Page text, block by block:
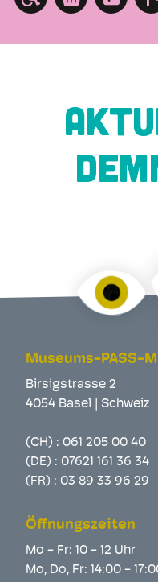
Museums-PASS-
Birsigstrasse 2
4054 Basel | Schweiz
(CH) : 061 205 00 40
(DE) : 07621 161 36 34
(FR) : 03 89 33 96 29
Öffnungszeiten
Mo - Fr: 10 - 12 Uhr
Mo, Do, Fr: 14:00 -